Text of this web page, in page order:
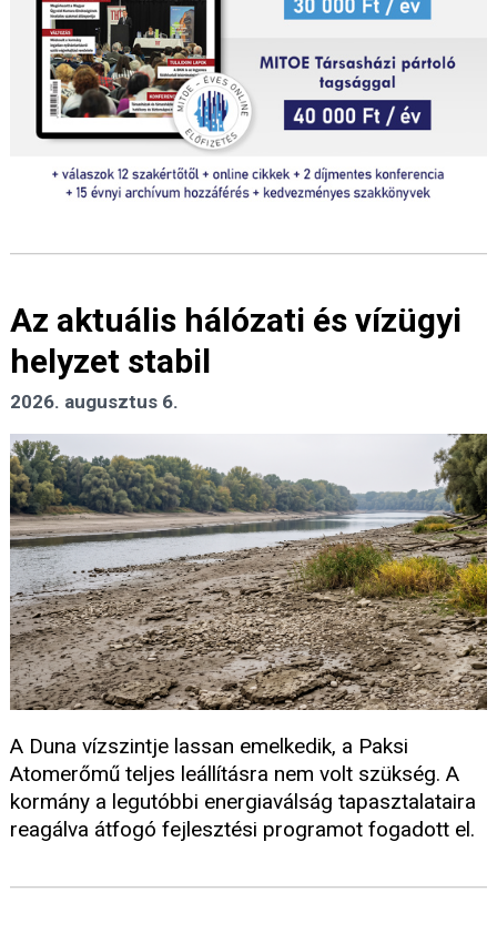
Az aktuális hálózati és vízügyi
helyzet stabil
2026. augusztus 6.
A Duna vízszintje lassan emelkedik, a Paksi
Atomerőmű teljes leállításra nem volt szükség. A
kormány a legutóbbi energiaválság tapasztalataira
reagálva átfogó fejlesztési programot fogadott el.